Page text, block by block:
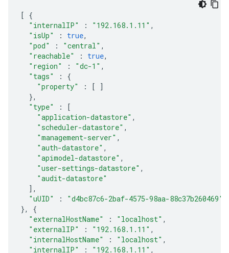
[ {
"internalIP"
: "192.168.1.11" ,
"isUp"
: true,
"pod"
: "central" ,
"reachable"
: true,
"region"
: "dc-1" ,
"tags"
:
{
"property"
: [
]
},
"type"
:
[
"application-datastore" ,
"scheduler-datastore" ,
"management-server" ,
"auth-datastore" ,
"apimodel-datastore" ,
"user-settings-datastore" ,
"audit-datastore"
],
"uUID"
:
"d4bc87c6-2baf-4575-98aa-88c37b260469"
},
{
"externalHostName"
: "localhost" ,
"externalIP"
: "192.168.1.11" ,
"internalHostName"
: "localhost" ,
"internalIP"
: "192.168.1.11" ,